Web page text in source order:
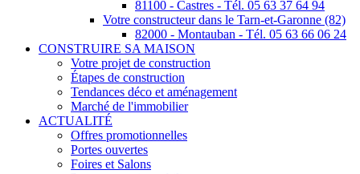
81100 - Castres - Tél. 05 63 37 64 94
Votre constructeur dans le Tarn-et-Garonne (82)
82000 - Montauban - Tél. 05 63 66 06 24
CONSTRUIRE SA MAISON
Votre projet de construction
Étapes de construction
Tendances déco et aménagement
Marché de l'immobilier
ACTUALITÉ
Offres promotionnelles
Portes ouvertes
Foires et Salons